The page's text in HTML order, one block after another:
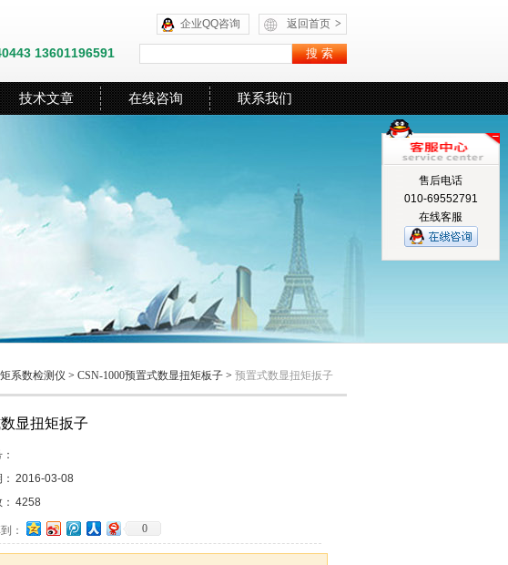
返回首页 >
企业QQ咨询
13601196591
技术文章 在线咨询 联系我们
系数检测仪 > CSN-1000预置式数显扭矩板子 > 预置式数显扭矩扳子
显扭矩扳子
2016-03-08
4258
： 0
售后电话
010-69552791
在线客服